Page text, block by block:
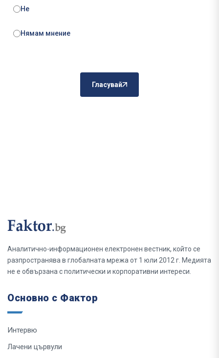
Не
Нямам мнение
Гласувай
Аналитично-информационен електронен вестник, който се
разпространява в глобалната мрежа от 1 юли 2012 г. Медията
не е обвързана с политически и корпоративни интереси.
Основно с Фактор
Интервю
Лачени цървули